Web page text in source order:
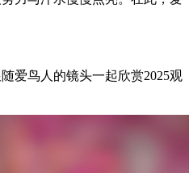
爱鸟人的镜头一起欣赏2025观